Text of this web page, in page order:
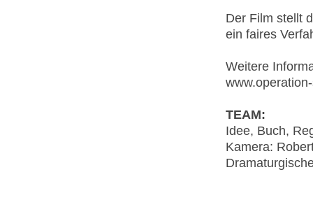
Der Film stellt
ein faires
Weitere
TEAM:
Idee, Buch,
Kamera: